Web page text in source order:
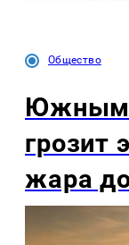
Общество
Южным
грозит
жара